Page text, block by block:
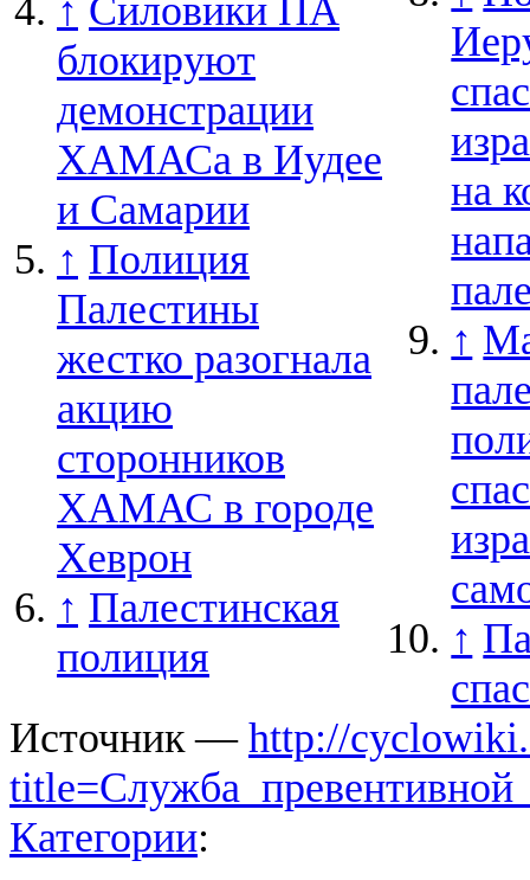
↑ Силовики ПА
блокируют
демонстрации
ХАМАСа в Иудее
и Самарии
↑ Полиция
Палестины
жестко разогнала
акцию
сторонников
ХАМАС в городе
Хеврон
↑ Палестинская
полиция
на
↑
↑
Источник — http://
Категории: